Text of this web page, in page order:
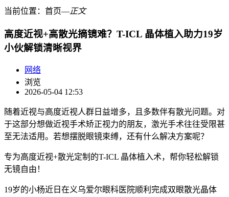
当前位置： 首页―正文
高度近视+高散光摘镜难？T-ICL 晶体植入助力19岁
小伙解锁清晰视界
网络
浏览
2026-05-04 12:53
随着近视与高度近视人群日益增多，且多数伴有散光问题。对
于这部分想做近视手术矫正视力的朋友，激光手术往往受限甚
至无法适用。若想摆脱眼镜束缚，还有什么解决方案呢？
专为高度近视+散光定制的T-ICL 晶体植入术，帮你轻松解锁
无镜自由！
19岁的小杨近日在义乌爱尔眼科医院顺利完成双眼散光晶体